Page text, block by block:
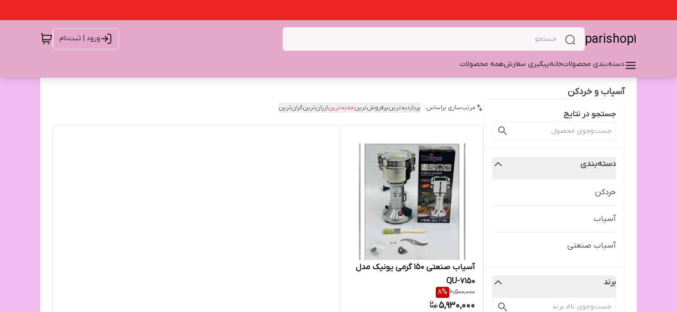
parishop1 ورود | ثبت‌نام
دسته‌بندی محصولاتخانهپیگیری سفارشهمه محصولات
آسیاب و خردکن
جستجو در نتایج
دسته‌بندی
خردکن
آسیاب
آسیاب صنعتی
برند
مرتب‌سازی براساس: پربازدیدترینپرفروش‌ترینجدیدترینارزان‌ترینگران‌ترین
آسیاب صنعتی 150 گرمی یونیک مدل
QU-7150
6,500,000
8%
5,930,000